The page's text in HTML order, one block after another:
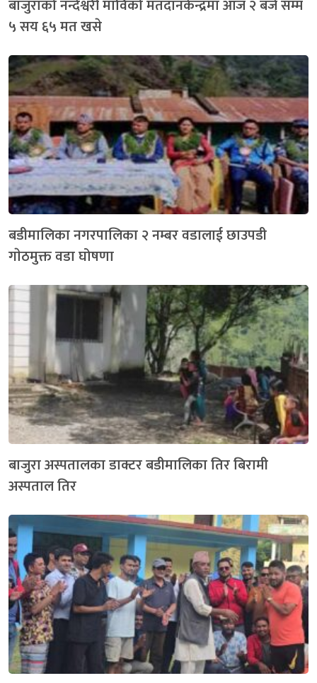
बाजुराको नन्देश्वरी माविको मतदानकेन्द्रमा आज २ बजे सम्म
५ सय ६५ मत खसे
बडीमालिका नगरपालिका २ नम्बर वडालाई छाउपडी
गाेठमुक्त वडा घोषणा
बाजुरा अस्पतालका डाक्टर बडीमालिका तिर बिरामी
अस्पताल तिर